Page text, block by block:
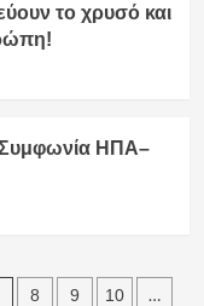
το χρυσό και
ΗΠΑ–
8 9 10 …